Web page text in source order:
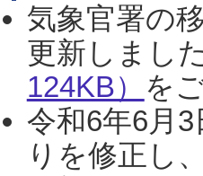
気象官署の
更新しまし
124KB） を
令和6年6月
りを修正し